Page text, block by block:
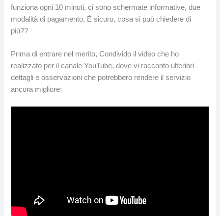
funziona ogni 10 minuti, ci sono schermate informative, due
modalità di pagamento, È sicuro, cosa si può chiedere di
più??
Prima di entrare nel merito, Condivido il video che ho
realizzato per il canale YouTube, dove vi racconto ulteriori
dettagli e osservazioni che potrebbero rendere il servizio
ancora migliore: